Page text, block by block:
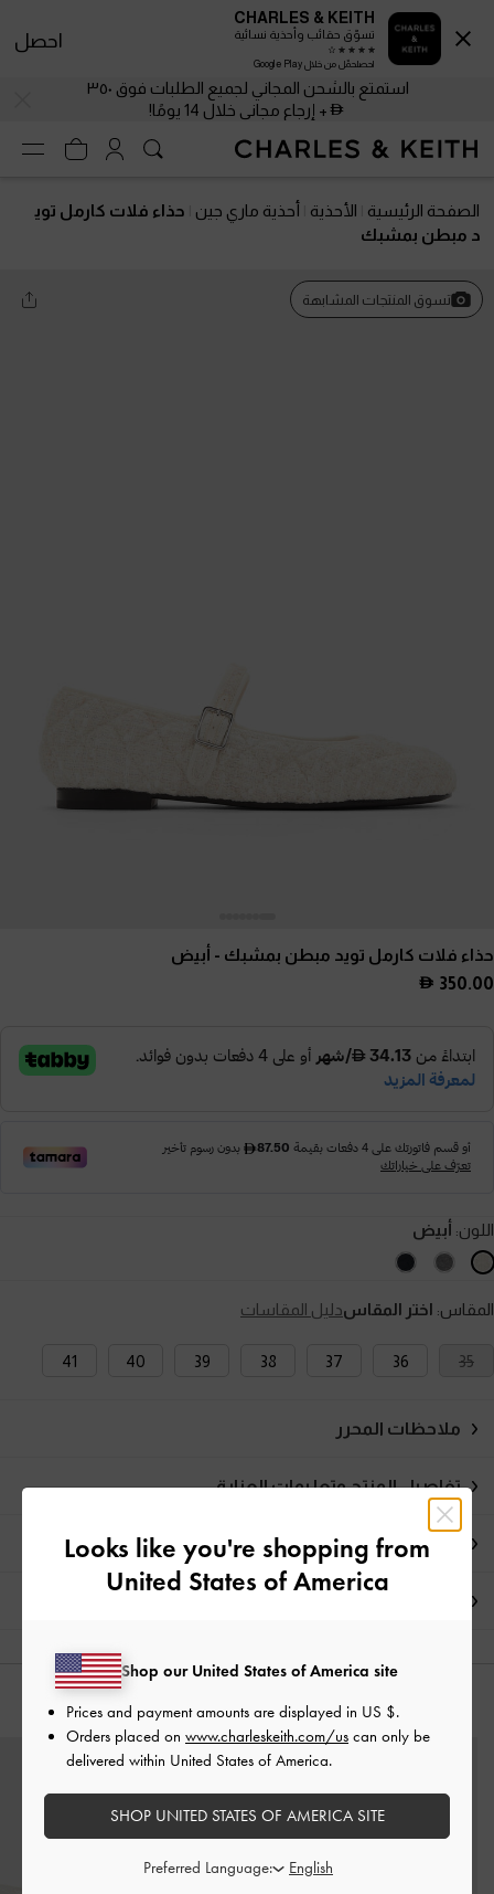
استمتع بالشحن المجاني لجميع الطلبات فوق ٣٥٠
+ إرجاع مجاني خلال 14 يومًا!
الصفحة الرئيسية الأحذية أحذية ماري جين
حذاء فلات كارمل توي
د مبطن بمشبك
تسوق المنتجات المشابهة
حذاء فلات كارمل تويد مبطن بمشبك - أبيض
350.00
اللون: أبيض
المقاس: اختر المقاسدليل المقاسات
35
36
37
38
39
40
41
ملاحظات المحرر
تفاصيل المنتج وتعليمات العناية
العروض الحصرية
قد يعجبك آيضاً
CHARLES & KEITH
تسوّق حقائب وأحذية نسائية
احصلحمّل من خلال Google Play
احصل
Looks like you're shopping from
United States of America
Shop our United States of America site
Prices and payment amounts are displayed in US $.
Orders placed on www.charleskeith.com/us can only be
delivered within United States of America.
SHOP UNITED STATES OF AMERICA SITE
Preferred Language: